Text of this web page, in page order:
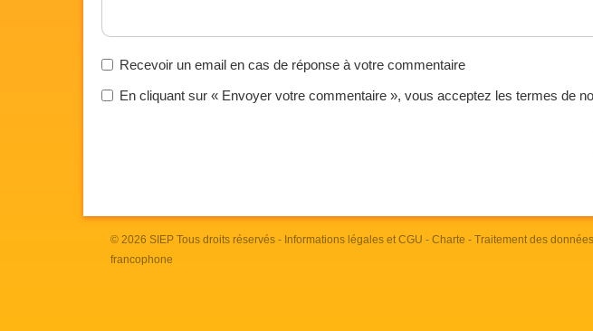
Recevoir un email en cas de réponse à votre commentaire
En cliquant sur « Envoyer votre commentaire », vous acceptez les termes de
© 2026 SIEP Tous droits réservés - Informations légales et CGU - Charte - Traitement des données
francophone